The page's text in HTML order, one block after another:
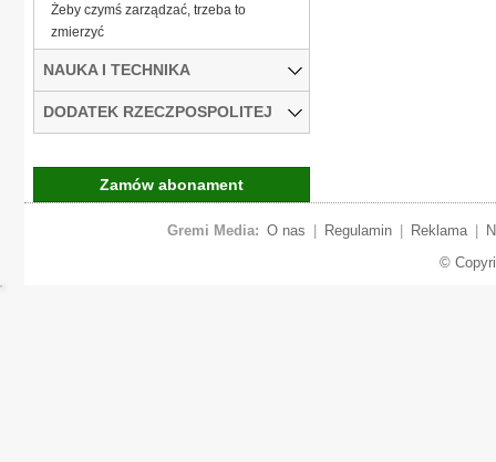
Żeby czymś zarządzać, trzeba to
zmierzyć
NAUKA I TECHNIKA
DODATEK RZECZPOSPOLITEJ
Zamów abonament
Gremi Media: O nas Regulamin Reklama
©